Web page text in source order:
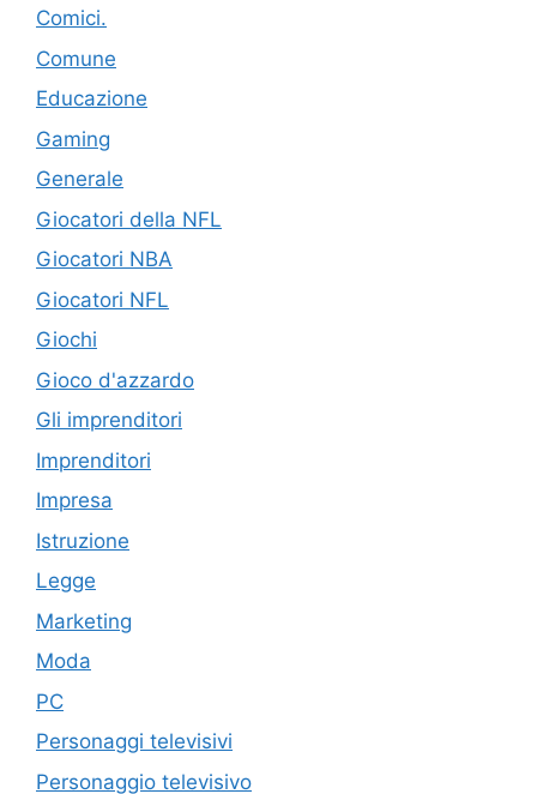
Comici.
Comune
Educazione
Gaming
Generale
Giocatori della NFL
Giocatori NBA
Giocatori NFL
Giochi
Gioco d'azzardo
Gli imprenditori
Imprenditori
Impresa
Istruzione
Legge
Marketing
Moda
PC
Personaggi televisivi
Personaggio televisivo